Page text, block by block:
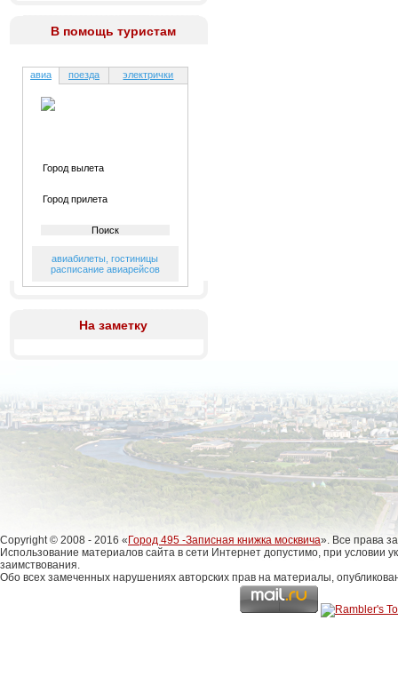
В помощь туристам
авиа поезда электрички
авиабилеты ,гостиницы
расписание авиарейсов
На заметку
Copyright © 2008 - 2016 « Город 495 -Записная книжка москвича». Все права
Использование материалов сайта в сети Интернет допустимо, при условии
заимствования.
Обо всех замеченных нарушениях авторских прав на материалы,